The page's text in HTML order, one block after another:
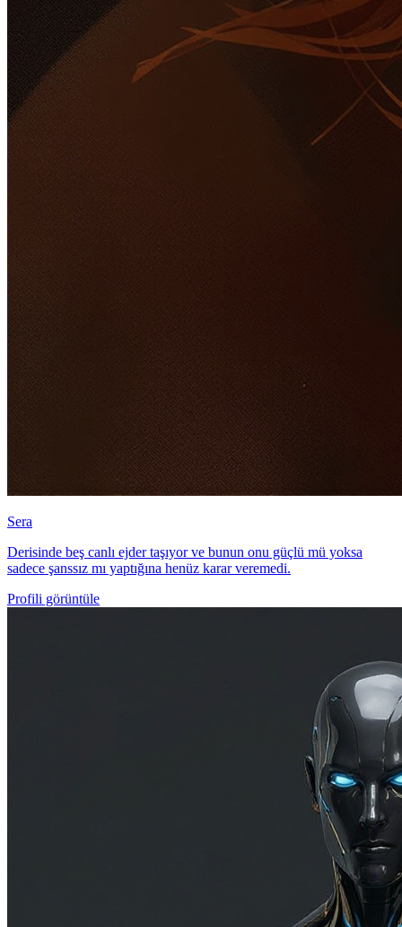
Sera
Derisinde beş canlı ejder taşıyor ve bunun onu güçlü mü yoksa
sadece şanssız mı yaptığına henüz karar veremedi.
Profili görüntüle